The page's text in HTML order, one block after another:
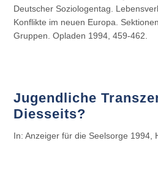
Deutscher Soziologentag.
Konflikte im neuen Europa.
Gruppen. Opladen 1994, 459-462.
Jugendliche
Diesseits?
In: Anzeiger für die Seelsorge 1994,